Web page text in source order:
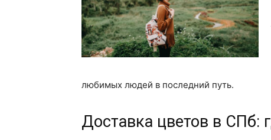
любимых людей в последний путь.
Доставка цветов в СПб: